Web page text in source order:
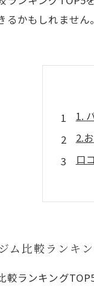
かもしれません。
1.
2.
口
3.
4.
ム比較ランキ
較ランキング